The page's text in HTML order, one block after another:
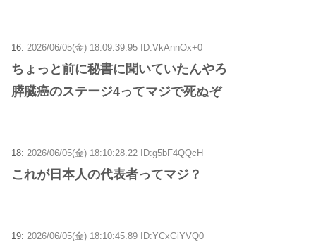
16: 2026/06/05(金) 18:09:39.95 ID:VkAnnOx+0
ちょっと前に秘書に聞いていたんやろ
膵臓癌のステージ4ってマジで死ぬぞ
18: 2026/06/05(金) 18:10:28.22 ID:g5bF4QQcH
これが日本人の代表者ってマジ？
19: 2026/06/05(金) 18:10:45.89 ID:YCxGiYVQ0